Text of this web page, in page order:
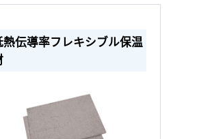
熱伝導率フレキシブル保温